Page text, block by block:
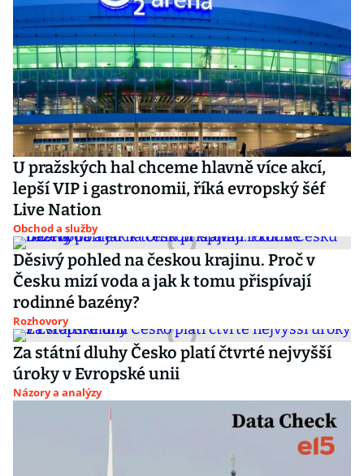
U pražských hal chceme hlavně více akcí,
lepší VIP i gastronomii, říká evropský šéf
Live Nation
Obchod a služby
Děsivý pohled na českou krajinu. Proč v
Česku mizí voda a jak k tomu přispívají
rodinné bazény?
Rozhovory
Za státní dluhy Česko platí čtvrté nejvyšší
úroky v Evropské unii
Názory a analýzy